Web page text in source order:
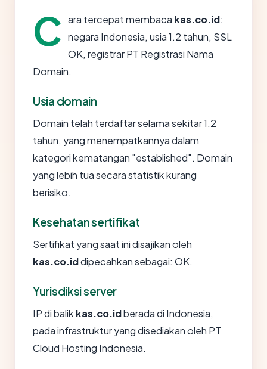
C ara tercepat membaca kas.co.id:
negara Indonesia, usia 1.2 tahun, SSL
OK, registrar PT Registrasi Nama
Domain.
Usia domain
Domain telah terdaftar selama sekitar 1.2
tahun, yang menempatkannya dalam
kategori kematangan "established". Domain
yang lebih tua secara statistik kurang
berisiko.
Kesehatan sertifikat
Sertifikat yang saat ini disajikan oleh
kas.co.iddipecahkan sebagai: OK.
Yurisdiksi server
IP di balik kas.co.idberada di Indonesia,
pada infrastruktur yang disediakan oleh PT
Cloud Hosting Indonesia.